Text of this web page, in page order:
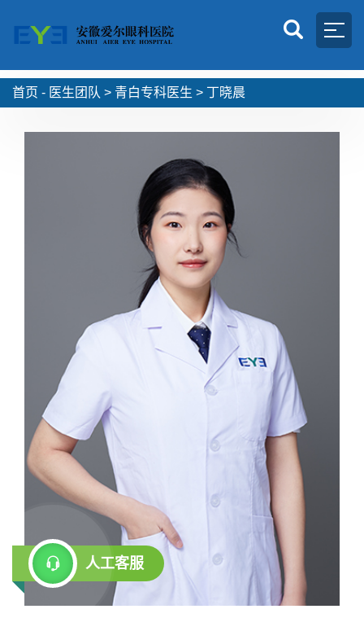
首页 - 医生团队 > 青白专科医生 > 丁晓晨
人工客服